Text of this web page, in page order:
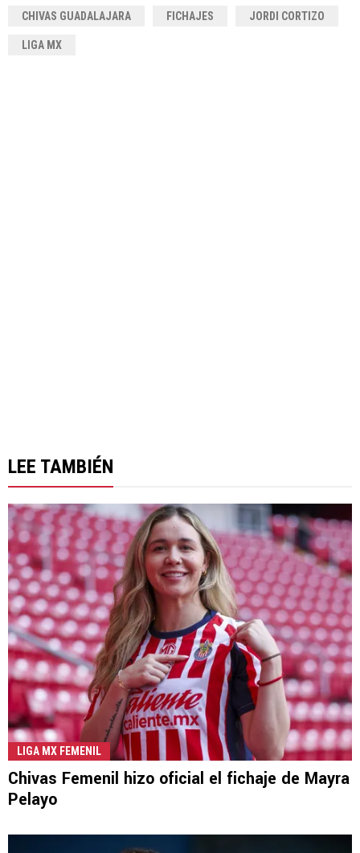
CHIVAS GUADALAJARA FICHAJES JORDI CORTIZO
LIGA MX
LEE TAMBIÉN
LIGA MX FEMENIL
Chivas Femenil hizo oficial el fichaje de Mayra
Pelayo